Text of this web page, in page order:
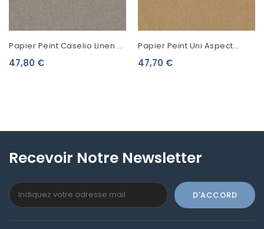
Papier Peint Caselio Linen 2
Taupe 68521992
47,80 €
Papier Peint Uni Aspect
Tissu Linen Brun 68522512
47,70 €
Recevoir Notre Newsletter